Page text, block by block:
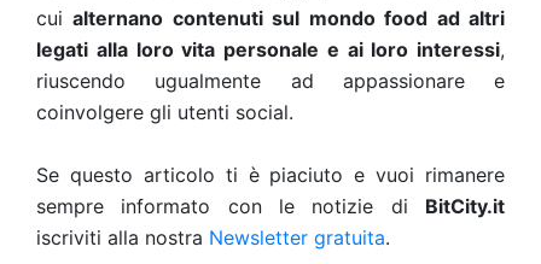
cuialternano contenuti sul mondo food ad altri
legati alla loro vita personale e ai loro interessi,
riuscendo ugualmente ad appassionare e
coinvolgere gli utenti social.
Se questo articolo ti è piaciuto e vuoi rimanere
sempre informato con le notizie di BitCity.it
iscriviti alla nostra Newsletter gratuita.